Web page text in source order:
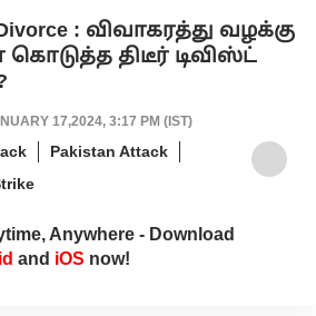
Divorce : விவாகரத்து வழக்கு
திடீர் டிவிஸ்ட்
17,2024, 3:17 PM (IST)
Pakistan Attack
Anywhere - Download
and iOS now!